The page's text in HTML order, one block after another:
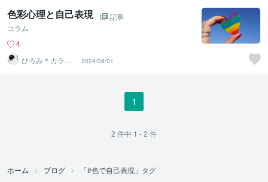
色彩心理と自己表現
記事
コラム
4
ひろみ＊カラー
リーディング
2024/08/01
1
2 件中 1 - 2 件
ホーム ブログ 「#色で自己表現」タグ